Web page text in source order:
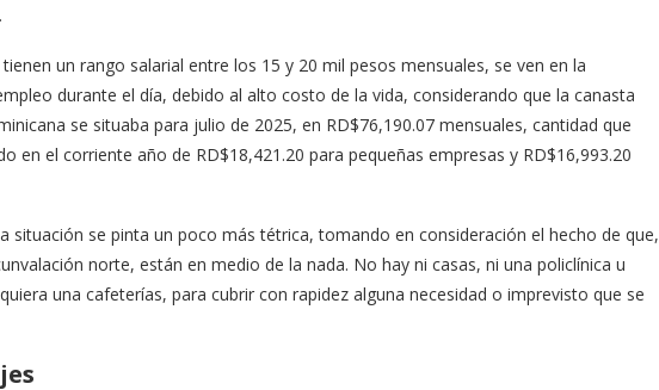
un rango salarial entre los 15 y 20 mil pesos mensuales, se ven en la
durante el día, debido al alto costo de la vida, considerando que la canasta
se situaba para julio de 2025, en RD$76,190.07 mensuales, cantidad que
en el corriente año de RD$18,421.20 para pequeñas empresas y RD$16,993.20
situación se pinta un poco más tétrica, tomando en consideración el hecho de que,
norte, están en medio de la nada. No hay ni casas, ni una policlínica u
una cafeterías, para cubrir con rapidez alguna necesidad o imprevisto que se